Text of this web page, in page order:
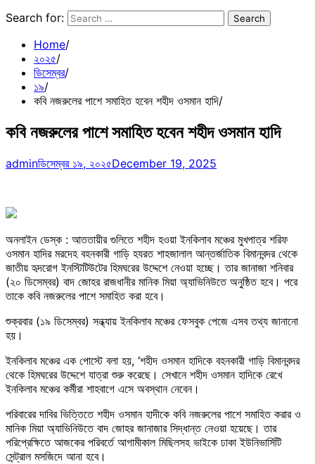
Search for:
Home
২০২৫
ডিসেম্বর
১৯
কবি নজরুলের পাশে সমাহিত হবেন শহীদ ওসমান হাদি
কবি নজরুলের পাশে সমাহিত হবেন শহীদ ওসমান হাদি
adminডিসেম্বর ১৯, ২০২৫December 19, 2025
অনলাইন ডেস্ক : আততায়ীর গুলিতে শহীদ হওয়া ইনকিলাব মঞ্চের মুখপাত্র শরিফ
ওসমান হাদির মরদেহ বহনকারী গাড়ি হযরত শাহজালাল আন্তর্জাতিক বিমানবন্দর থেকে
জাতীয় হৃদরোগ ইনস্টিটিউটের হিমঘরের উদ্দেশে নেওয়া হচ্ছে। তার জানাজা শনিবার
(২০ ডিসেম্বর) বাদ জোহর রাজধানীর মানিক মিয়া অ্যাভিনিউতে অনুষ্ঠিত হবে। পরে
তাকে কবি নজরুলের পাশে সমাহিত করা হবে।
শুক্রবার (১৯ ডিসেম্বর) সন্ধ্যায় ইনকিলাব মঞ্চের ফেসবুক পেজে এসব তথ্য জানানো
হয়।
ইনকিলাব মঞ্চের এক পোস্টে বলা হয়, ‘শহীদ ওসমান হাদিকে বহনকারী গাড়ি বিমানবন্দর
থেকে হিমঘরের উদ্দেশে যাত্রা শুরু করেছে। সেখানে শহীদ ওসমান হাদিকে রেখে
ইনকিলাব মঞ্চের কর্মীরা শাহবাগে এসে অবস্থান নেবেন।
পরিবারের দাবির ভিত্তিতে শহীদ ওসমান হাদীকে কবি নজরুলের পাশে সমাহিত করার ও
মানিক মিয়া অ্যাভিনিউতে বাদ জোহর জানাজার সিদ্ধান্ত নেওয়া হয়েছে। তার
পরিপ্রেক্ষিতে আজকের পরিবর্তে আগামীকাল মিছিলসহ ভাইকে ঢাকা ইউনিভার্সিটি
সেন্ট্রাল মসজিদে আনা হবে।